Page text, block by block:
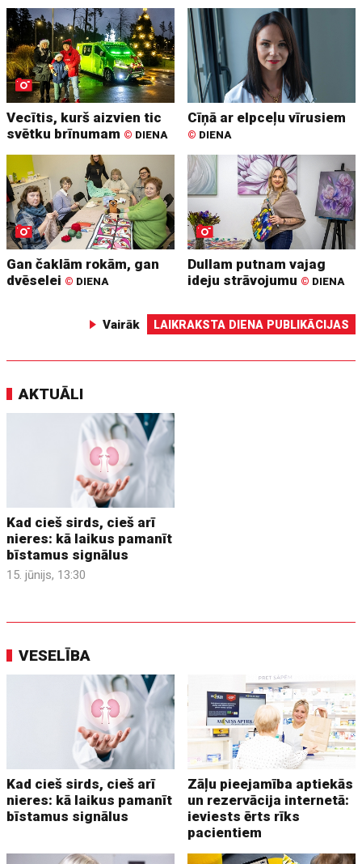
Vecītis, kurš aizvien tic
svētku brīnumam © DIENA
Cīņā ar elpceļu vīrusiem
© DIENA
Gan čaklām rokām, gan
dvēselei © DIENA
Dullam putnam vajag
ideju strāvojumu © DIENA
Vairāk LAIKRAKSTA DIENA PUBLIKĀCIJAS
AKTUĀLI
Kad cieš sirds, cieš arī
nieres: kā laikus pamanīt
bīstamus signālus
15. jūnijs, 13:30
VESELĪBA
Kad cieš sirds, cieš arī
nieres: kā laikus pamanīt
bīstamus signālus
Zāļu pieejamība aptiekās
un rezervācija internetā:
ieviests ērts rīks
pacientiem